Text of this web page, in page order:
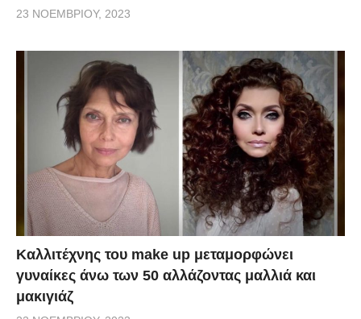
23 ΝΟΕΜΒΡΊΟΥ, 2023
Καλλιτέχνης του make up μεταμορφώνει
γυναίκες άνω των 50 αλλάζοντας μαλλιά και
μακιγιάζ